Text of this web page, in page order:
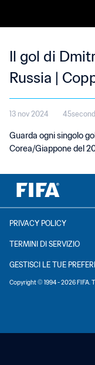
Il gol di
Russia |
2002
13 nov 2024
Guarda ogni singolo
Corea/Giappone del
PRIVACY POLICY
TERMINI DI SERVIZIO
GESTISCI LE TUE
Copyright © 1994 - 2026 FIFA.